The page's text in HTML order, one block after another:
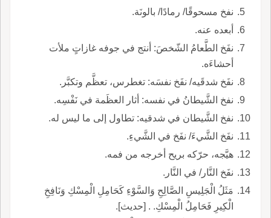
نفخ مسحوقًا/ رمادًا/ بالونَة.
أبعده عنه.
نفَخ الطَّعامُ الشّخصَ: أنتج في جوفه غازاتٍ ملأت
أحشاءَه.
نفَخ شدقَيه/ نفَخ نفسَه: تغطرس، تعظَّم وتكبَّر.
نفخ الشَّيطانُ في نفسه: أثار العظَمة في نَفْسِه.
نفخ الشَّيطان في شدقيه: تطاول إلى ما ليس له.
نفَخ الشَّيءَ/ نفَخ في الشَّيءِ.
هيَّجه، حرّكه بريح أخرجه من فمه.
نفَخ النَّار/ في النَّار.
مَثَلُ الْجَلِيسِ الصَّالِحِ وَالسَّوْءِ كَحَامِلِ الْمِسْكِ وَنَافِخِ
الْكِيرِ فَحَامِلُ الْمِسْكِ. . [حديث].